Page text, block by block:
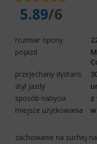
5.89/6
rozmiar opony
pojazd
przejechany dystans
styl jazdy
sposób nabycia
z
miejsce użytkowania
zachowanie na suchej